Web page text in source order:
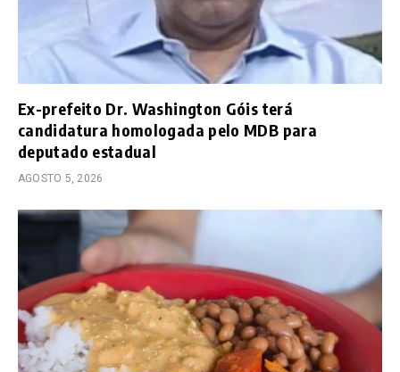
Ex-prefeito Dr. Washington Góis terá
candidatura homologada pelo MDB para
deputado estadual
AGOSTO 5, 2026